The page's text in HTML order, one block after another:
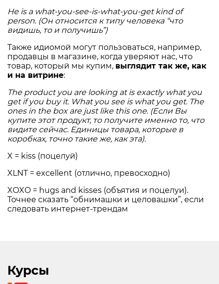
He is a what-you-see-is-what-you-get kind of
person. (Он относится к типу человека “что
видишь, то и получишь”)
Также идиомой могут пользоваться, например,
продавцы в магазине, когда уверяют нас, что
товар, который мы купим, выглядит так же, как
и на витрине:
The product you are looking at is exactly what you
get if you buy it. What you see is what you get. The
ones in the box are just like this one. (Если Вы
купите этот продукт, то получите именно то, что
видите сейчас. Единицы товара, которые в
коробках, точно такие же, как эта).
X = kiss (поцелуй)
XLNT = excellent (отлично, превосходно)
XOXO = hugs and kisses (объятия и поцелуи).
Точнее сказать “обнимашки и целовашки”, если
следовать интернет-трендам
Курсы